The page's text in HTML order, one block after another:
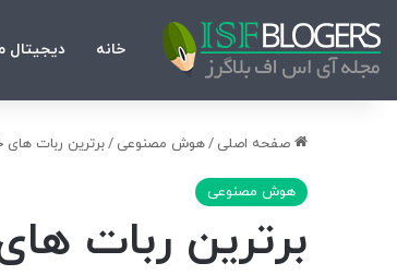
خانه دیجیتال
صفحه اصلی /هوش مصنوعی /برترین ربات های
هوش مصنوعی
برترین ربات